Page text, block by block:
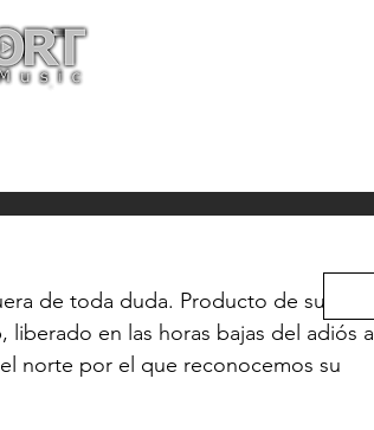
de toda duda. Producto de su
en las horas bajas del adiós a
norte por el que reconocemos su